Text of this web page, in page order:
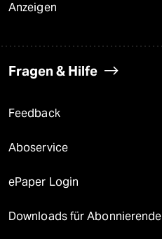
Anzeigen
Fragen & Hilfe
Feedback
Aboservice
ePaper Login
Downloads für Abonnierende